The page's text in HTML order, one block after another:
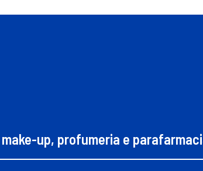
up, profumeria e